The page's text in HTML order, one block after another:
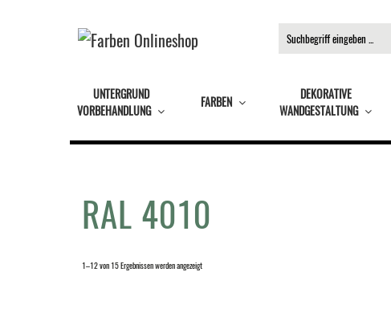
UNTERGRUND
VORBEHANDLUNG
FARBEN
DEKORATIVE
WANDGESTALTUNG
RAL 4010
1–12 von 15 Ergebnissen werden angezeigt